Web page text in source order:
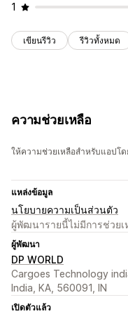
1
เขียนรีวิว รีวิวทั้งหมด
ความช่วยเหลือ
ให้ความช่วยเหลือสำหรับแอปโด
แหล่งข้อมูล
นโยบายความเป็นส่วนตัว
ผู้พัฒนารายนี้ไม่มีการช่วยเ
ผู้พัฒนา
DP WORLD
Cargoes Technology
India, KA, 560091, IN
เปิดตัวแล้ว